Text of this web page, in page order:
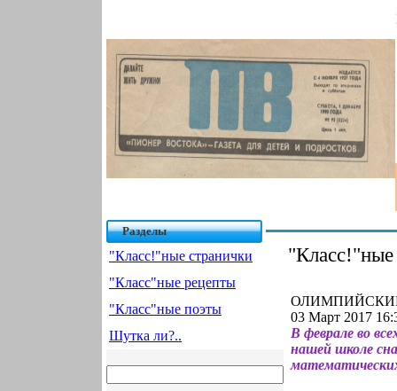
Разделы
"Класс!"ные странички
"Класс"ные рецепты
"Класс"ные поэты
Шутка ли?..
"Класс!"ные
03 Март 2017
В феврале во
нашей школе